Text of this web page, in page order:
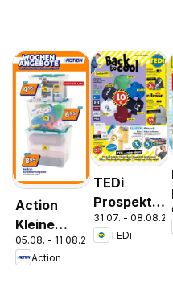
Action
Kleine
Preise,
große
05.08. - 11.08.2026
Action
TEDi
Prospekt
Bremen
31.07. -
TEDi